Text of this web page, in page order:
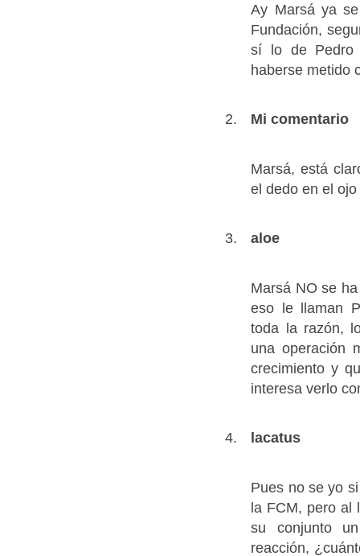
Ay Marsá ya
Fundación,
sí lo de Pedro
haberse metido
Mi comentario
Marsá, está
el dedo en el
aloe
Marsá NO se
eso le llaman
toda la razón,
una operación
crecimiento y
interesa verlo
lacatus
Pues no se yo
la FCM, pero al
su conjunto
reacción,